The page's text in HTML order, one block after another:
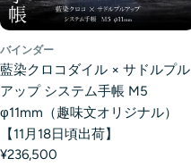
バインダー
藍染クロコダイル × サドルプル
アップ システム手帳 M5
φ11mm（趣味文オリジナル）
【11月18日頃出荷】
¥236,500